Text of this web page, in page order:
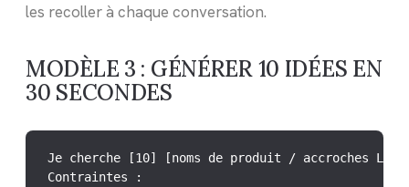
les recoller à chaque conversation.
MODÈLE 3 : GÉNÉRER 10 IDÉES EN
30 SECONDES
Je cherche [10] [noms de produit / accroches
Contraintes :